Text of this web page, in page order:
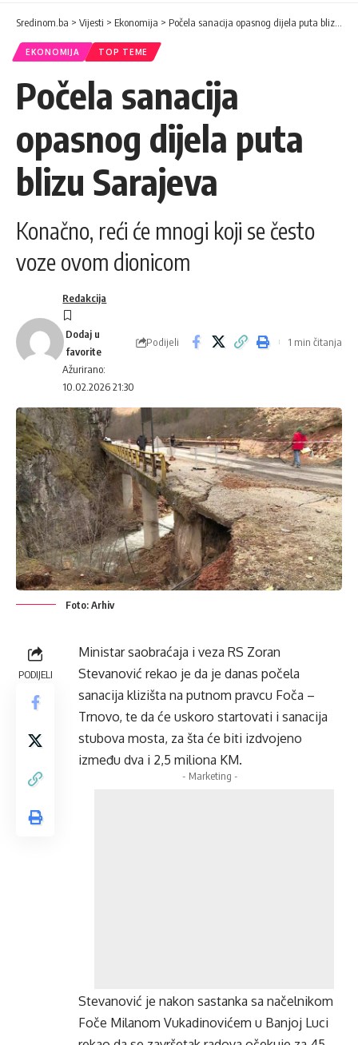
Sredinom.ba > Vijesti > Ekonomija > Počela sanacija opasnog dijela puta blizu Sarajeva
EKONOMIJA TOP TEME
Počela sanacija
opasnog dijela puta
blizu Sarajeva
Konačno, reći će mnogi koji se često
voze ovom dionicom
Ažurirano:
10.02.2026 21:30
Redakcija
Podijeli 1 min čitanja
Foto: Arhiv
PODIJELI
Ministar saobraćaja i veza RS Zoran
Stevanović rekao je da je danas počela
sanacija klizišta na putnom pravcu Foča –
Trnovo, te da će uskoro startovati i sanacija
stubova mosta, za šta će biti izdvojeno
između dva i 2,5 miliona KM.
- Marketing -
Stevanović je nakon sastanka sa načelnikom
Foče Milanom Vukadinovićem u Banjoj Luci